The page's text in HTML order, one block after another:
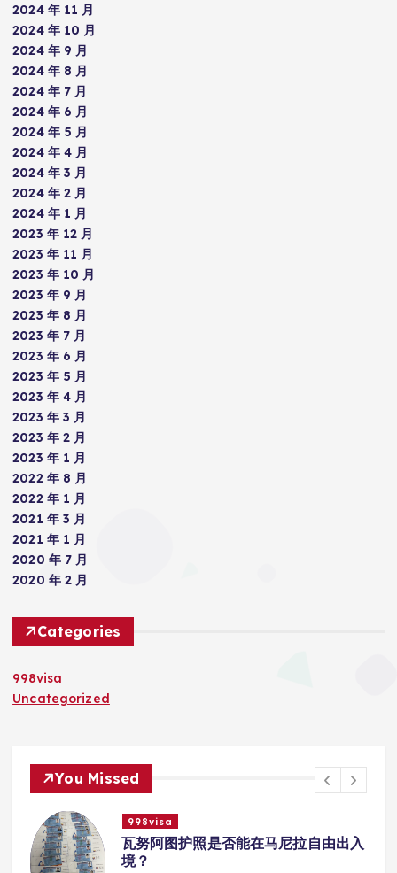
2024 年 11 月
2024 年 10 月
2024 年 9 月
2024 年 8 月
2024 年 7 月
2024 年 6 月
2024 年 5 月
2024 年 4 月
2024 年 3 月
2024 年 2 月
2024 年 1 月
2023 年 12 月
2023 年 11 月
2023 年 10 月
2023 年 9 月
2023 年 8 月
2023 年 7 月
2023 年 6 月
2023 年 5 月
2023 年 4 月
2023 年 3 月
2023 年 2 月
2023 年 1 月
2022 年 8 月
2022 年 1 月
2021 年 3 月
2021 年 1 月
2020 年 7 月
2020 年 2 月
Categories
998visa
Uncategorized
You Missed
998visa
瓦努阿图护照是否能在马尼拉使用国际
学校的注册？